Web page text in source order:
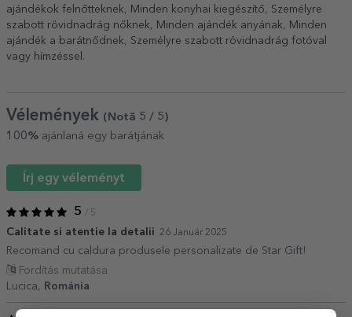
ajándékok felnőtteknek
Minden konyhai kiegészítő
Személyre
szabott rövidnadrág nőknek
Minden ajándék anyának
Minden
ajándék a barátnődnek
Személyre szabott rövidnadrág fotóval
vagy hímzéssel .
Vélemények (Notă 5 / 5)
100% ajánlaná egy barátjának
Írj egy véleményt
5 / 5
Calitate si atentie la detalii 26 Január 2025
Recomand cu caldura produsele personalizate de Star Gift!
Fordítás mutatása
Lucica,
Románia